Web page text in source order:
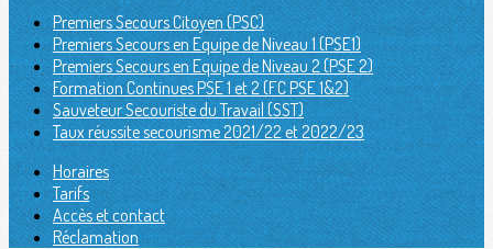
Premiers Secours Citoyen (PSC)
Premiers Secours en Equipe de Niveau 1 (PSE1)
Premiers Secours en Equipe de Niveau 2 (PSE 2)
Formation Continues PSE 1 et 2 (FC PSE 1&2)
Sauveteur Secouriste du Travail (SST)
Taux réussite secourisme 2021/22 et 2022/23
Horaires
Tarifs
Accès et contact
Réclamation